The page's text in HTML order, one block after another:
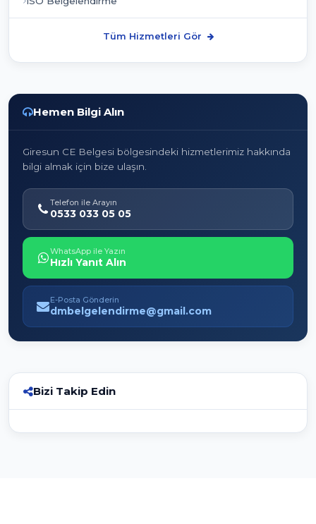
Tüm Hizmetleri Gör
Hemen Bilgi Alın
Giresun CE Belgesi bölgesindeki hizmetlerimiz hakkında
bilgi almak için bize ulaşın.
Telefon ile Arayın
0533 033 05 05
WhatsApp ile Yazın
Hızlı Yanıt Alın
E-Posta Gönderin
dmbelgelendirme@gmail.com
Bizi Takip Edin